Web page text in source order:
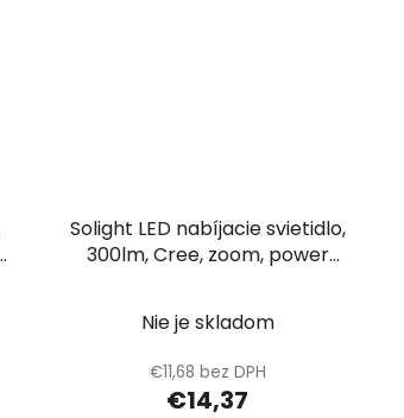
Solight LED nabíjacie svietidlo,
300lm, Cree, zoom, power
Nie je skladom
€11,68 bez DPH
€14,37